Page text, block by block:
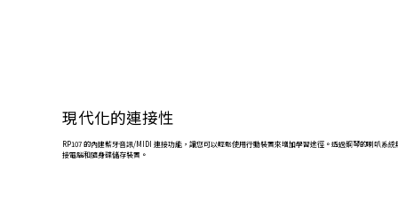
現代化的連接性
RP107 的內建藍牙音訊/MIDI 連接功能，讓您可以輕鬆使用行動裝置來增加學習途徑。透過鋼琴的喇叭
接電腦和隨身碟儲存裝置。